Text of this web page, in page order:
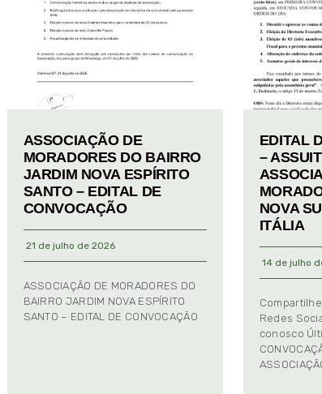
ASSOCIAÇÃO DE
MORADORES DO BAIRRO
JARDIM NOVA ESPÍRITO
SANTO – EDITAL DE
CONVOCAÇÃO
21 de julho de 2026
ASSOCIAÇÃO DE MORADORES DO
BAIRRO JARDIM NOVA ESPÍRITO
SANTO – EDITAL DE CONVOCAÇÃO
EDITAL
–
NOVA
ITÁLIA
14 de julho
Redes
conosco